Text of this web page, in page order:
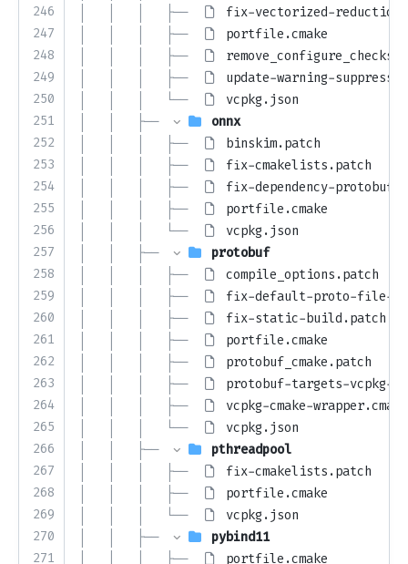
246
247
248
249
250
251
252
253
254
255
256
257
258
259
260
261
262
263
264
265
266
267
268
269
270
271
│   │   │   ├──
fix-vectorized-
│   │   │   ├──
portfile.cmake
│   │   │   ├──
│   │   │   ├──
update-warning-
│   │   │   └──
vcpkg.json
│   │   ├──
onnx
│   │   │   ├──
binskim.patch
│   │   │   ├──
fix-cmakelists.patch
│   │   │   ├──
fix-dependency-
│   │   │   ├──
portfile.cmake
│   │   │   └──
vcpkg.json
│   │   ├──
protobuf
│   │   │   ├──
compile_options.patch
│   │   │   ├──
fix-default-proto-file-
│   │   │   ├──
fix-static-build.patch
│   │   │   ├──
portfile.cmake
│   │   │   ├──
protobuf_cmake.patch
│   │   │   ├──
protobuf-targets-vcpkg-
│   │   │   ├──
vcpkg-cmake-wrapper.cmake
│   │   │   └──
vcpkg.json
│   │   ├──
pthreadpool
│   │   │   ├──
fix-cmakelists.patch
│   │   │   ├──
portfile.cmake
│   │   │   └──
vcpkg.json
│   │   ├──
pybind11
│   │   │   ├──
portfile.cmake